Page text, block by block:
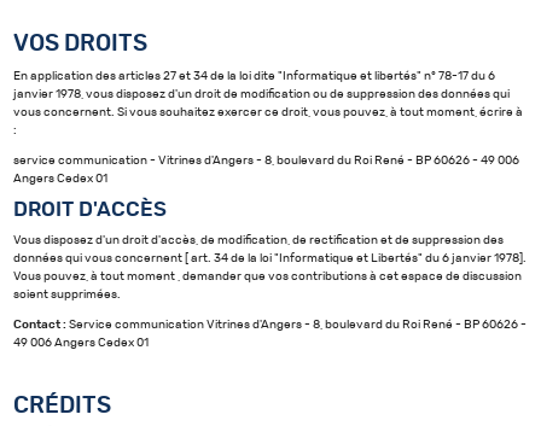
VOS DROITS
En application des articles 27 et 34 de la loi dite "Informatique et libertés" n° 78-17 du 6
janvier 1978, vous disposez d'un droit de modification ou de suppression des données qui
vous concernent. Si vous souhaitez exercer ce droit, vous pouvez, à tout moment, écrire à
:
service communication - Vitrines d'Angers - 8, boulevard du Roi René - BP 60626 - 49 006
Angers Cedex 01
DROIT D'ACCÈS
Vous disposez d'un droit d'accès, de modification, de rectification et de suppression des
données qui vous concernent [ art. 34 de la loi "Informatique et Libertés" du 6 janvier 1978].
Vous pouvez, à tout moment , demander que vos contributions à cet espace de discussion
soient supprimées.
Contact : Service communication Vitrines d'Angers - 8, boulevard du Roi René - BP 60626 -
49 006 Angers Cedex 01
CRÉDITS